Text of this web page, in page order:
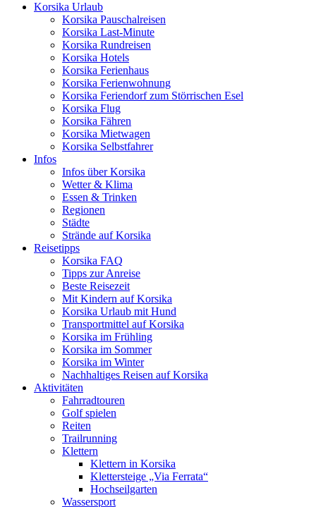
Korsika Urlaub
Korsika Pauschalreisen
Korsika Last-Minute
Korsika Rundreisen
Korsika Hotels
Korsika Ferienhaus
Korsika Ferienwohnung
Korsika Feriendorf zum Störrischen Esel
Korsika Flug
Korsika Fähren
Korsika Mietwagen
Korsika Selbstfahrer
Infos
Infos über Korsika
Wetter & Klima
Essen & Trinken
Regionen
Städte
Strände auf Korsika
Reisetipps
Korsika FAQ
Tipps zur Anreise
Beste Reisezeit
Mit Kindern auf Korsika
Korsika Urlaub mit Hund
Transportmittel auf Korsika
Korsika im Frühling
Korsika im Sommer
Korsika im Winter
Nachhaltiges Reisen auf Korsika
Aktivitäten
Fahrradtouren
Golf spielen
Reiten
Trailrunning
Klettern
Klettern in Korsika
Klettersteige „Via Ferrata“
Hochseilgarten
Wassersport